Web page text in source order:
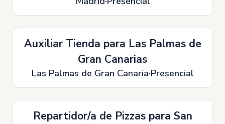
Auxiliar Tienda para Las Palmas de
Gran Canarias
Las Palmas de Gran Canaria Presencial
Repartidor/a de Pizzas para San